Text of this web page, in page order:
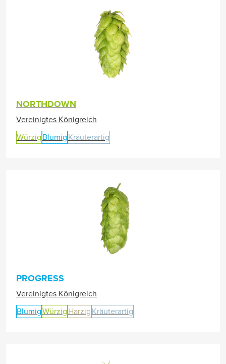
NORTHDOWN
Vereinigtes Königreich
Würzig Blumig Kräuterartig
PROGRESS
Vereinigtes Königreich
BlumigWürzig Harzig Kräuterartig